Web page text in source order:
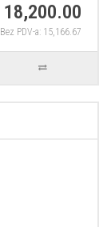
18,200.00
Bez PDV-a: 15,166.67